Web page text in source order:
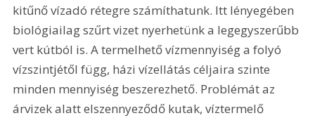
kitűnő vízadó rétegre számíthatunk. Itt lényegében
biológiailag szűrt vizet nyerhetünk a legegyszerűbb
vert kútból is. A termelhető vízmennyiség a folyó
vízszintjétől függ, házi vízellátás céljaira szinte
minden mennyiség beszerezhető. Problémát az
árvizek alatt elszennyeződő kutak, víztermelő